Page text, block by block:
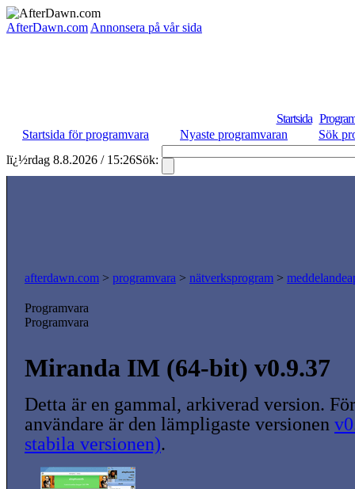
AfterDawn.com Annonsera på vår sida
Startsida
Startsida för programvara
Nyaste programvaran
Sök
lï¿½rdag 8.8.2026 / 15:26Sök:
afterdawn.com > programvara > nätverksprogram >
Programvara
Programvara
Miranda IM (64-bit) v0.9.37
Detta är en gammal, arkiverad version.
användare är den lämpligaste versionen
stabila versionen).